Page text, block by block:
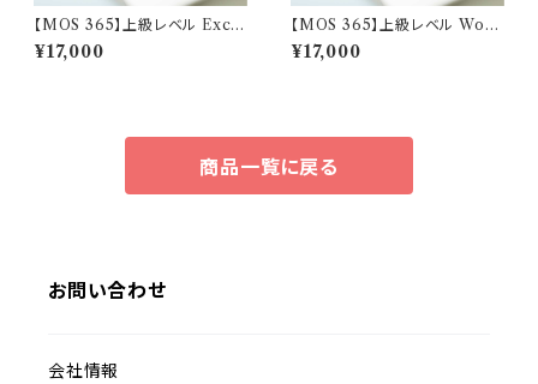
【MOS 365】上級レベル Excel
コース
¥17,000
【MOS 365】上級レベル Word
コース
¥17,000
商品一覧に戻る
お問い合わせ
会社情報